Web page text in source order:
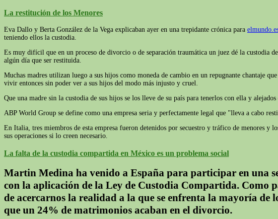
La restitución de los Menores
Eva Dallo y Berta González de la Vega explicaban ayer en una trepidante crónica para
teniendo ellos la custodia.
Es muy difícil que en un proceso de divorcio o de separación traumática un juez dé la custodia
algún día que ser restituida.
Muchas madres utilizan luego a sus hijos como moneda de cambio en un repugnante chantaje
vivir entonces sin poder ver a sus hijos del modo más injusto y cruel.
Que una madre sin la custodia de sus hijos se los lleve de su país para tenerlos con ella y
ABP World Group se define como una empresa seria y perfectamente legal que "lleva a cabo
En Italia, tres miembros de esta empresa fueron detenidos por secuestro y tráfico de menores y
sus operaciones si lo creen necesario.
La falta de la custodia compartida en México es un problema social
Martin Medina ha venido a España para participar en una
con la aplicación de la Ley de Custodia Compartida. Como
de acercarnos la realidad a la que se enfrenta la mayoría
que un 24% de matrimonios acaban en el divorcio.